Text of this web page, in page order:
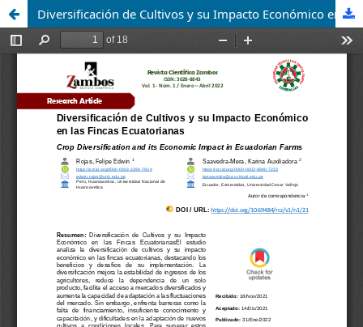
Diversificación de Cultivos y su Impacto Económico en las Fincas Ecuatorianas